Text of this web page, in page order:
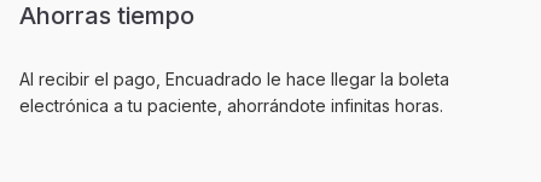
Ahorras tiempo
Al recibir el pago, Encuadrado le hace llegar la boleta
electrónica a tu paciente, ahorrándote infinitas horas.